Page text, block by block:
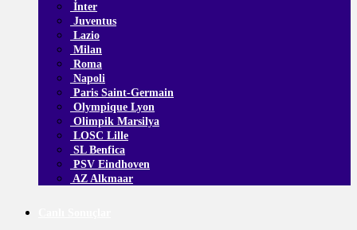
İnter
Juventus
Lazio
Milan
Roma
Napoli
Paris Saint-Germain
Olympique Lyon
Olimpik Marsilya
LOSC Lille
SL Benfica
PSV Eindhoven
AZ Alkmaar